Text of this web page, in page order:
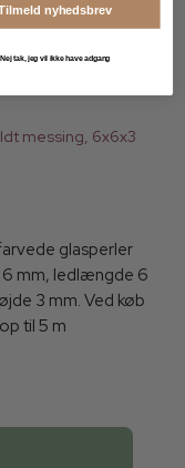
messing, 6x6x3
glasperler
6 mm, ledlængde 6
3 mm. Ved køb
til 5 m
nyhedsbrev
Nej tak, jeg vil ikke have adgang